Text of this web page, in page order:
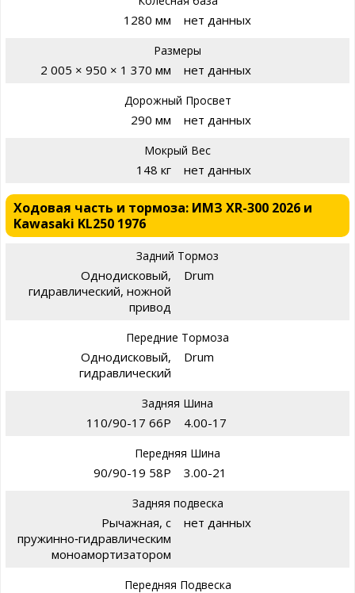
1280 мм нет данных
Размеры
2 005 × 950 × 1 370 мм нет данных
Дорожный Просвет
290 мм нет данных
Мокрый Вес
148 кг нет данных
Ходовая часть и тормоза: ИМЗ XR-300 2026 и
Kawasaki KL250 1976
Задний Тормоз
Однодисковый,
гидравлический, ножной
привод
Drum
Передние Тормоза
Однодисковый,
гидравлический
Drum
Задняя Шина
110/90-17 66P 4.00-17
Передняя Шина
90/90-19 58P 3.00-21
Задняя подвеска
Рычажная, с
пружинно‑гидравлическим
моноамортизатором
нет данных
Передняя Подвеска